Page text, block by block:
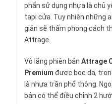
phẩn sử dụng nhựa là chủ
tapi cửa. Tuy nhiên những
giản sẽ thấm phong cách
Attrage.
Vô lăng phiên bản Attrage
Premium được bọc da,
là nhựa trần phổ thông.
bản có thể điều chỉnh 2